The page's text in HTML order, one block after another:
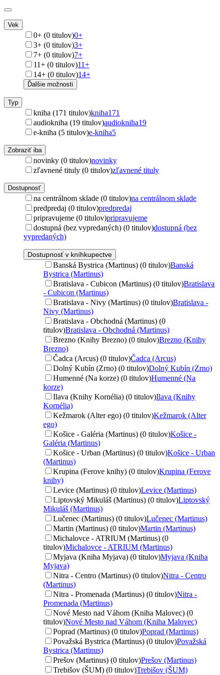
Vek
0+ (0 titulov)0+
3+ (0 titulov)3+
7+ (0 titulov)7+
11+ (0 titulov)11+
14+ (0 titulov)14+
Ďalšie možnosti
Typ
kniha (171 titulov)kniha171
audiokniha (19 titulov)audiokniha19
e-kniha (5 titulov)e-kniha5
Zobraziť iba
novinky (0 titulov)novinky
zľavnené tituly (0 titulov)zľavnené tituly
Dostupnosť
na centrálnom sklade (0 titulov)na centrálnom sklade
predpredaj (0 titulov)predpredaj
pripravujeme (0 titulov)pripravujeme
dostupná (bez vypredaných) (0 titulov)dostupná (bez
vypredaných)
Dostupnosť v kníhkupectve
Banská Bystrica (Martinus) (0 titulov)Banská
Bystrica (Martinus)
Bratislava - Cubicon (Martinus) (0 titulov)Bratislava
- Cubicon (Martinus)
Bratislava - Nivy (Martinus) (0 titulov)Bratislava -
Nivy (Martinus)
Bratislava - Obchodná (Martinus) (0
titulov)Bratislava - Obchodná (Martinus)
Brezno (Knihy Brezno) (0 titulov)Brezno (Knihy
Brezno)
Čadca (Arcus) (0 titulov)Čadca (Arcus)
Dolný Kubín (Zrno) (0 titulov)Dolný Kubín (Zrno)
Humenné (Na korze) (0 titulov)Humenné (Na
korze)
Ilava (Knihy Kornélia) (0 titulov)Ilava (Knihy
Kornélia)
Kežmarok (Alter ego) (0 titulov)Kežmarok (Alter
ego)
Košice - Galéria (Martinus) (0 titulov)Košice -
Galéria (Martinus)
Košice - Urban (Martinus) (0 titulov)Košice - Urban
(Martinus)
Krupina (Ferove knihy) (0 titulov)Krupina (Ferove
knihy)
Levice (Martinus) (0 titulov)Levice (Martinus)
Liptovský Mikuláš (Martinus) (0 titulov)Liptovský
Mikuláš (Martinus)
Lučenec (Martinus) (0 titulov)Lučenec (Martinus)
Martin (Martinus) (0 titulov)Martin (Martinus)
Michalovce - ATRIUM (Martinus) (0
titulov)Michalovce - ATRIUM (Martinus)
Myjava (Kniha Myjava) (0 titulov)Myjava (Kniha
Myjava)
Nitra - Centro (Martinus) (0 titulov)Nitra - Centro
(Martinus)
Nitra - Promenada (Martinus) (0 titulov)Nitra -
Promenada (Martinus)
Nové Mesto nad Váhom (Kniha Malovec) (0
titulov)Nové Mesto nad Váhom (Kniha Malovec)
Poprad (Martinus) (0 titulov)Poprad (Martinus)
Považská Bystrica (Martinus) (0 titulov)Považská
Bystrica (Martinus)
Prešov (Martinus) (0 titulov)Prešov (Martinus)
Trebišov (ŠUM) (0 titulov)Trebišov (ŠUM)